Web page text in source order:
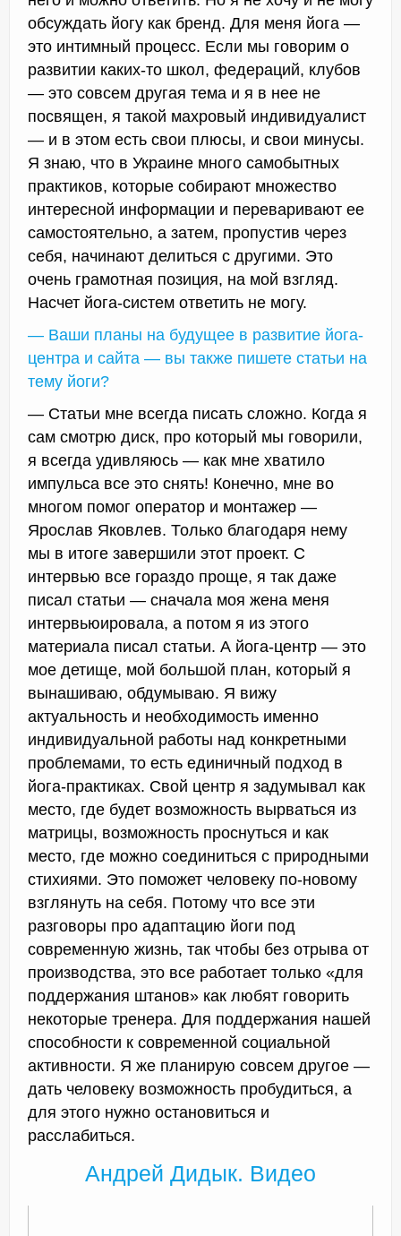
обсуждать йогу как бренд. Для меня йога —
это интимный процесс. Если мы говорим о
развитии каких-то школ, федераций, клубов
— это совсем другая тема и я в нее не
посвящен, я такой махровый индивидуалист
— и в этом есть свои плюсы, и свои минусы.
Я знаю, что в Украине много самобытных
практиков, которые собирают множество
интересной информации и переваривают ее
самостоятельно, а затем, пропустив через
себя, начинают делиться с другими. Это
очень грамотная позиция, на мой взгляд.
Насчет йога-систем ответить не могу.
— Ваши планы на будущее в развитие йога-
центра и сайта — вы также пишете статьи на
тему йоги?
— Статьи мне всегда писать сложно. Когда я
сам смотрю диск, про который мы говорили,
я всегда удивляюсь — как мне хватило
импульса все это снять! Конечно, мне во
многом помог оператор и монтажер —
Ярослав Яковлев. Только благодаря нему
мы в итоге завершили этот проект. С
интервью все гораздо проще, я так даже
писал статьи — сначала моя жена меня
интервьюировала, а потом я из этого
материала писал статьи. А йога-центр — это
мое детище, мой большой план, который я
вынашиваю, обдумываю. Я вижу
актуальность и необходимость именно
индивидуальной работы над конкретными
проблемами, то есть единичный подход в
йога-практиках. Свой центр я задумывал как
место, где будет возможность вырваться из
матрицы, возможность проснуться и как
место, где можно соединиться с природными
стихиями. Это поможет человеку по-новому
взглянуть на себя. Потому что все эти
разговоры про адаптацию йоги под
современную жизнь, так чтобы без отрыва от
производства, это все работает только «для
поддержания штанов» как любят говорить
некоторые тренера. Для поддержания нашей
способности к современной социальной
активности. Я же планирую совсем другое —
дать человеку возможность пробудиться, а
для этого нужно остановиться и
расслабиться.
Андрей Дидык. Видео